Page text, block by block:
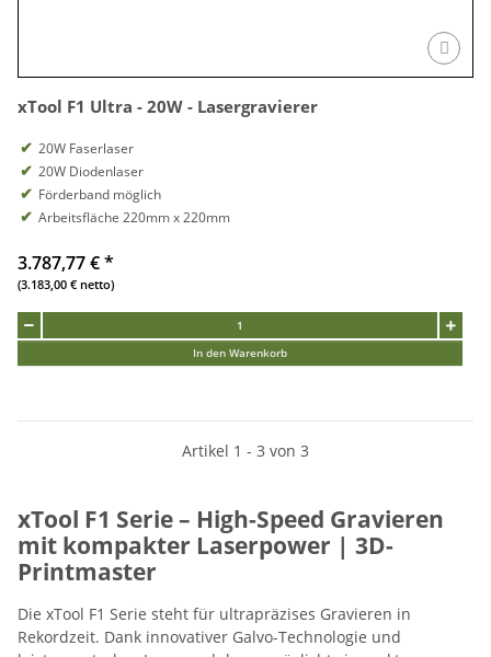
xTool F1 Ultra - 20W - Lasergravierer
20W Faserlaser
20W Diodenlaser
Förderband möglich
Arbeitsfläche 220mm x 220mm
3.787,77 €*
(3.183,00 € netto)
In den Warenkorb
Artikel 1 - 3 von 3
xTool F1 Serie – High-Speed Gravieren
mit kompakter Laserpower | 3D-
Printmaster
Die xTool F1 Serie steht für ultrapräzises Gravieren in
Rekordzeit. Dank innovativer Galvo-Technologie und